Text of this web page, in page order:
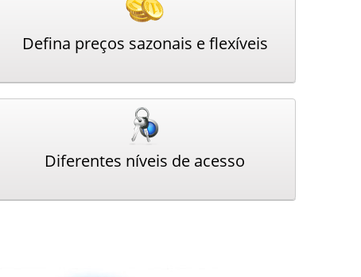
Defina preços sazonais e flexíveis
Diferentes níveis de acesso